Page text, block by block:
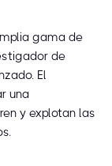
gama de
de
El
una
y explotan las